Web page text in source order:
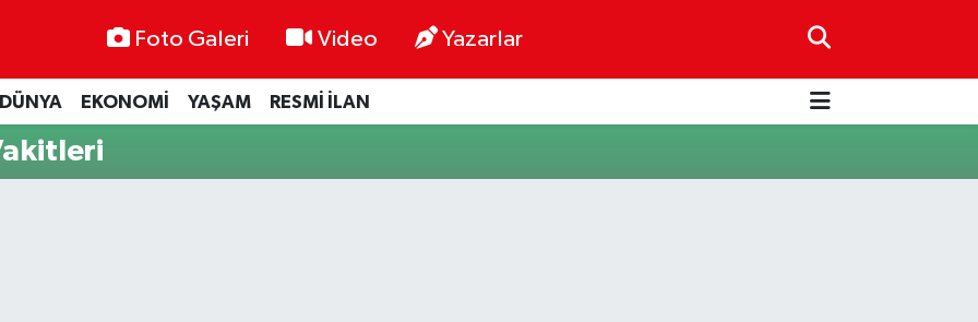
Foto Galeri Video Yazarlar
DÜNYA EKONOMİ YAŞAM RESMİ İLAN